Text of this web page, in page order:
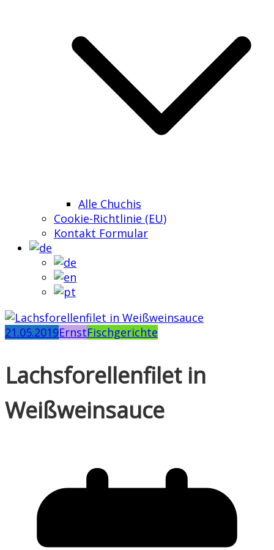
Alle Chuchis
Cookie-Richtlinie (EU)
Kontakt Formular
21.05.2019ErnstFischgerichte
Lachsforellenfilet in
Weißweinsauce